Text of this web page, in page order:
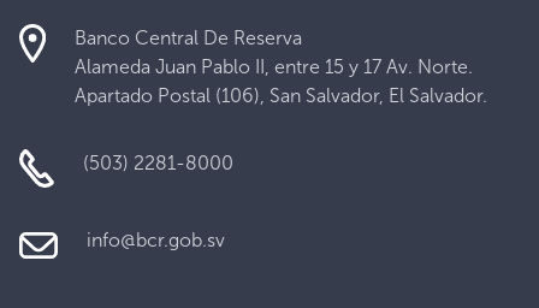
Banco Central De Reserva
Alameda Juan Pablo II, entre 15 y 17 Av. Norte.
Apartado Postal (106), San Salvador, El Salvador.
(503) 2281-8000
info@bcr.gob.sv